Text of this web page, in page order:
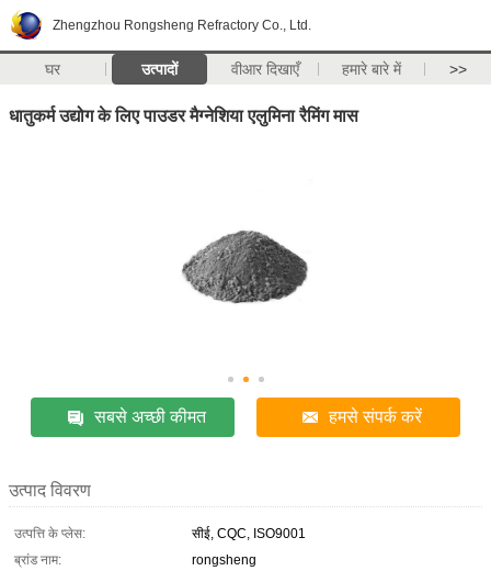
Zhengzhou Rongsheng Refractory Co., Ltd.
घर उत्पादों वीआर दिखाएँ हमारे बारे में >>
धातुकर्म उद्योग के लिए पाउडर मैग्नेशिया एलुमिना रैमिंग मास
सबसे अच्छी कीमत हमसे संपर्क करें
उत्पाद विवरण
उत्पत्ति के प्लेस:
सीई, CQC, ISO9001
ब्रांड नाम:
rongsheng